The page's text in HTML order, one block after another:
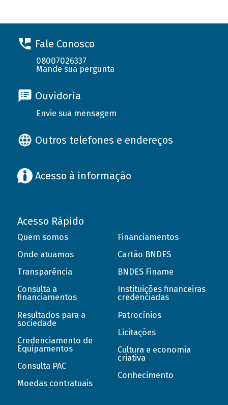
Fale Conosco
08007026337
Mande sua pergunta
Ouvidoria
Envie sua mensagem
Outros telefones e endereços
Acesso à informação
Acesso Rápido
Quem somos
Onde atuamos
Transparência
Consulta a
financiamentos
Resultados para a
sociedade
Credenciamento de
Equipamentos
Consulta PAC
Moedas contratuais
Financiamentos
Cartão BNDES
BNDES Finame
Instituições financeiras
credenciadas
Patrocínios
Licitações
Cultura e economia
criativa
Conhecimento